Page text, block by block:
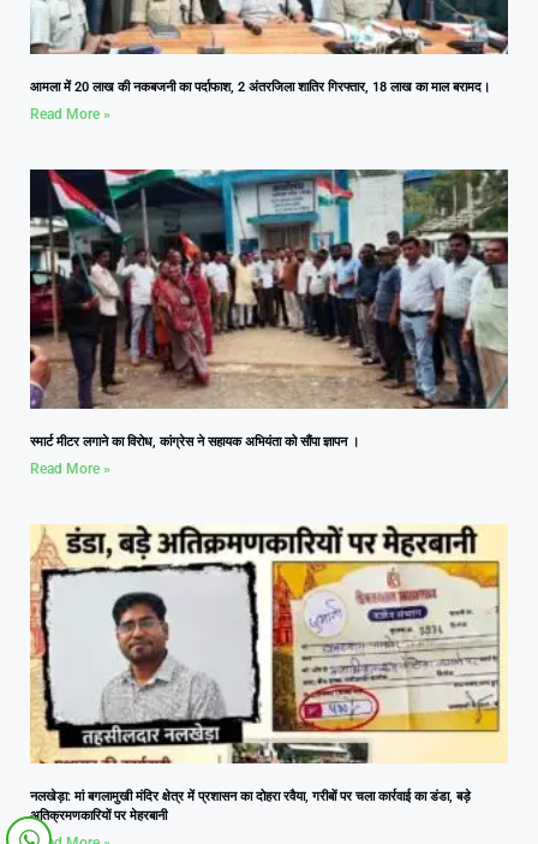
आमला में 20 लाख की नकबजनी का पर्दाफाश, 2 अंतरजिला शातिर गिरफ्तार, 18 लाख का माल बरामद।
Read More »
स्मार्ट मीटर लगाने का विरोध, कांग्रेस ने सहायक अभियंता को सौंपा ज्ञापन ।
Read More »
नलखेड़ा: मां बगलामुखी मंदिर क्षेत्र में प्रशासन का दोहरा रवैया, गरीबों पर चला कार्रवाई का डंडा, बड़े
अतिक्रमणकारियों पर मेहरबानी